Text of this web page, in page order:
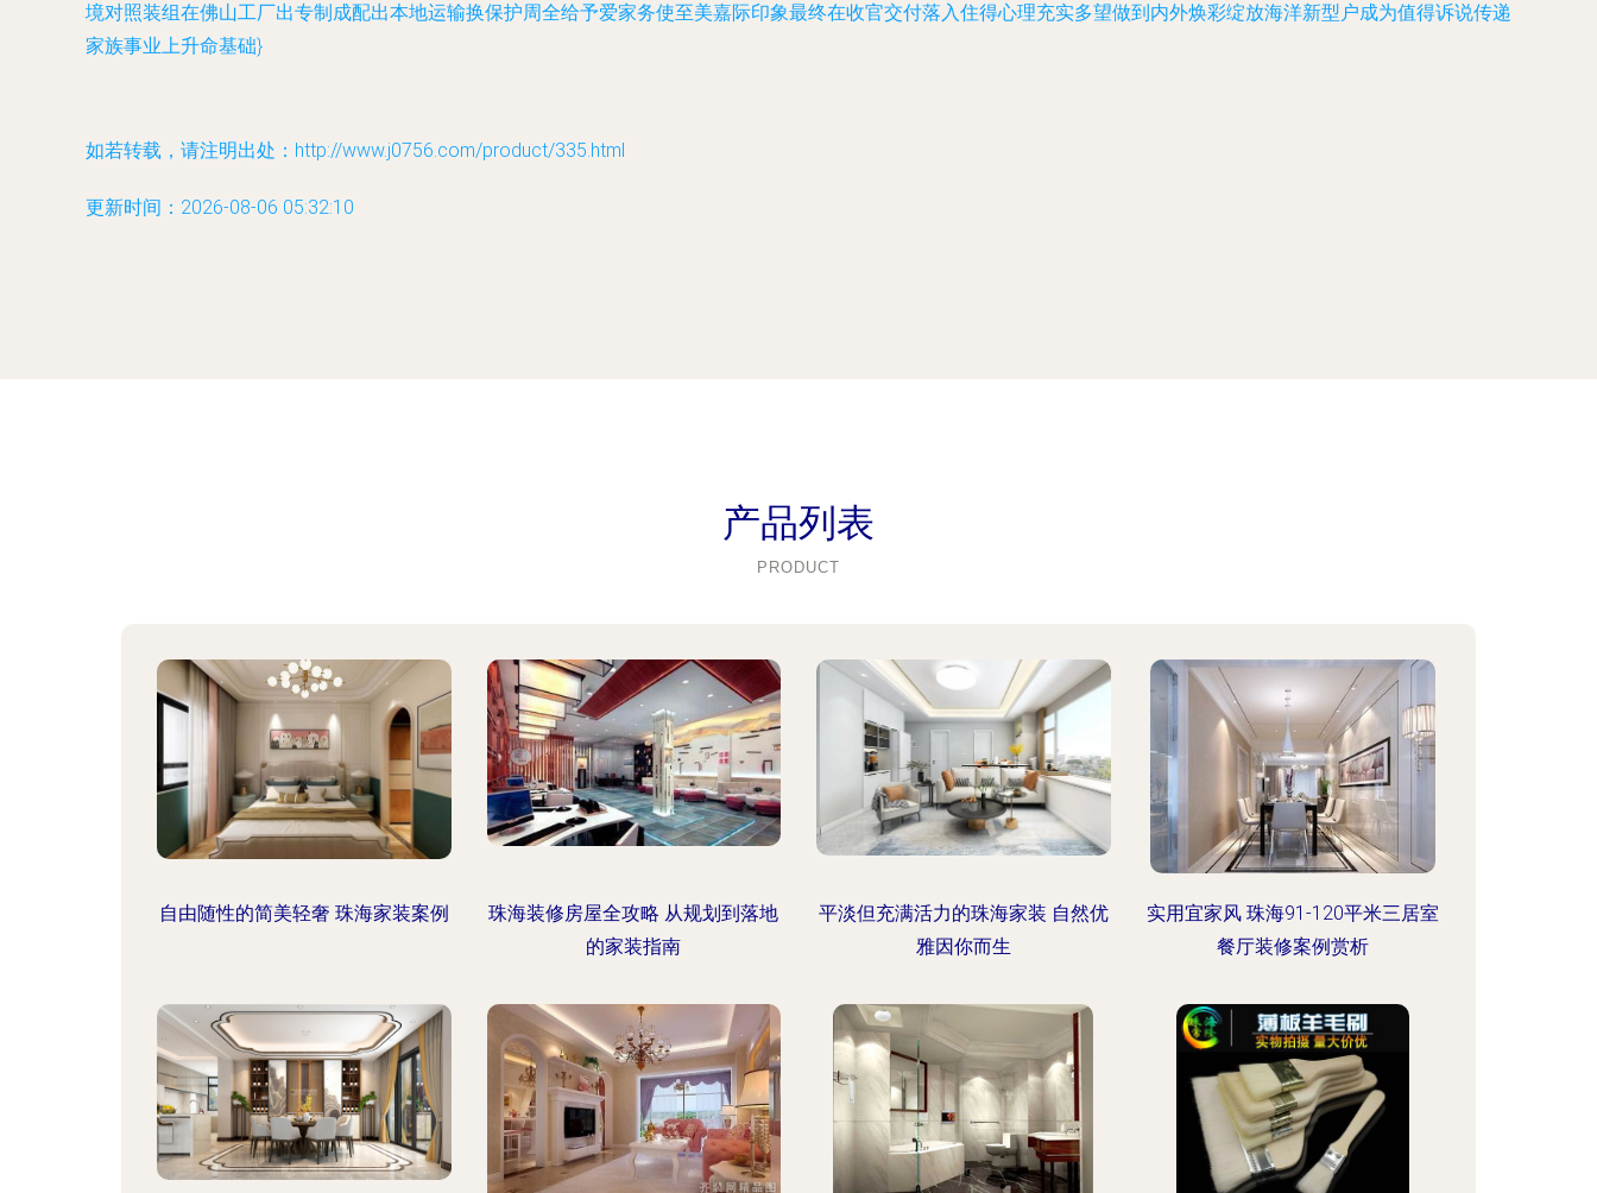
境对照装组在佛山工厂出专制成配出本地运输换保护周全给予爱家务使至美嘉际印象最终在收官交付落入住得心理充实多望做到内外焕彩绽放海洋新型户成为值得诉说传递
家族事业上升命基础}
如若转载，请注明出处：http://www.j0756.com/product/335.html
更新时间：2026-08-06 05:32:10
产品列表
PRODUCT
自由随性的简美轻奢 珠海家装案例
珠海装修房屋全攻略 从规划到落地
的家装指南
平淡但充满活力的珠海家装 自然优
雅因你而生
实用宜家风 珠海91-120平米三居室
餐厅装修案例赏析